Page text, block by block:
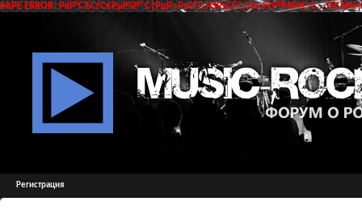
SAPE ERROR: РќР°СЂСѓС€РµРЅР° С†РµР»РѕСЃС‚РЅРѕСЃС‚СЊ РґР°РЅРЅС‹С…
Регистрация